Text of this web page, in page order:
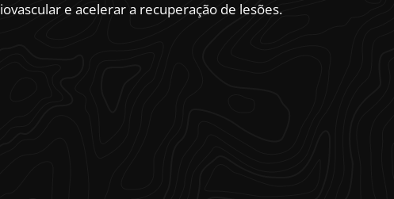
e acelerar a recuperação de lesões.